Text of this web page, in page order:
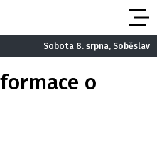
Sobota 8. srpna, Soběslav
o